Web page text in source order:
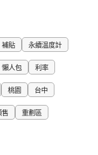
補貼 永續溫度計
懶人包 利率
桃園 台中
售 重劃區